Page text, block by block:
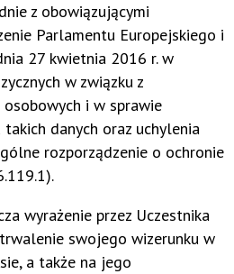
z obowiązującymi
Parlamentu Europejskiego i
27 kwietnia 2016 r. w
w związku z
i w sprawie
danych oraz uchylenia
rozporządzenie o ochronie
wyrażenie przez Uczestnika
swojego wizerunku w
a także na jego